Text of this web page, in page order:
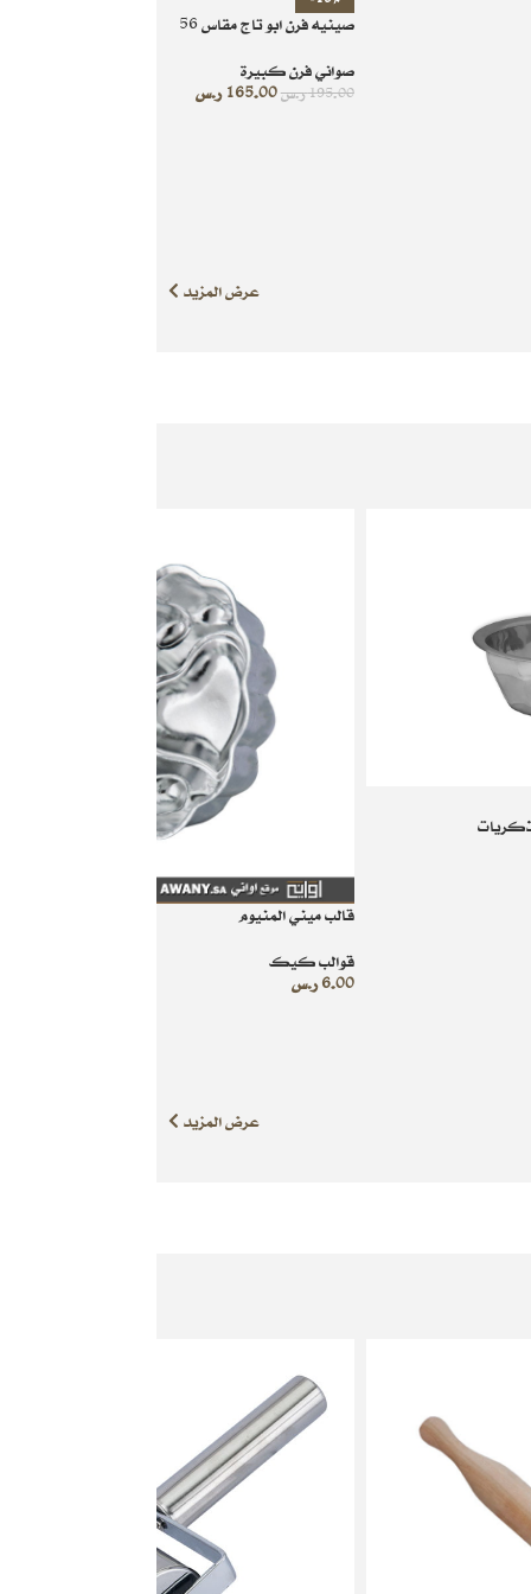
صينيه فرن ابو تاج مقاس 56
صواني فرن كبيرة
195.00ر.س165.00 ر.س
عرض المزيد
قالب ميني المنيوم
قوالب كيك
6.00 ر.س
عرض المزيد